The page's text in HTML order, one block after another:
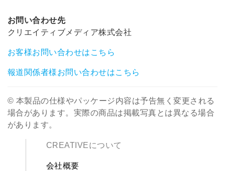
お問い合わせ先
クリエイティブメディア株式会社
お客様お問い合わせはこちら
報道関係者様お問い合わせはこちら
© 本製品の仕様やパッケージ内容は予告無く変更される
場合があります。実際の商品は掲載写真とは異なる場合
があります。
CREATIVEについて
会社概要